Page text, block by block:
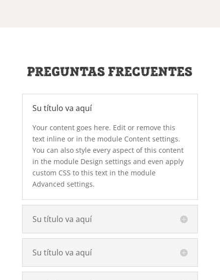
PREGUNTAS FRECUENTES
Su título va aquí
Your content goes here. Edit or remove this
text inline or in the module Content settings.
You can also style every aspect of this content
in the module Design settings and even apply
custom CSS to this text in the module
Advanced settings.
Su título va aquí
Su título va aquí